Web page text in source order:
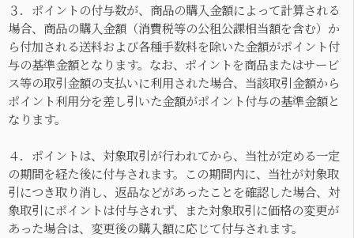
３．ポイントの付与数が、商品の購入金額によって計算される
場合、商品の購入金額（消費税等の公租公課相当額を含む）か
ら付加される送料および各種手数料を除いた金額がポイント付
与の基準金額となります。なお、ポイントを商品またはサービ
ス等の取引金額の支払いに利用された場合、当該取引金額から
ポイント利用分を差し引いた金額がポイント付与の基準金額と
なります。
４．ポイントは、対象取引が行われてから、当社が定める一定
の期間を経た後に付与されます。この期間内に、当社が対象取
引につき取り消し、返品などがあったことを確認した場合、対
象取引にポイントは付与されず、また対象取引に価格の変更が
あった場合は、変更後の購入額に応じて付与されます。